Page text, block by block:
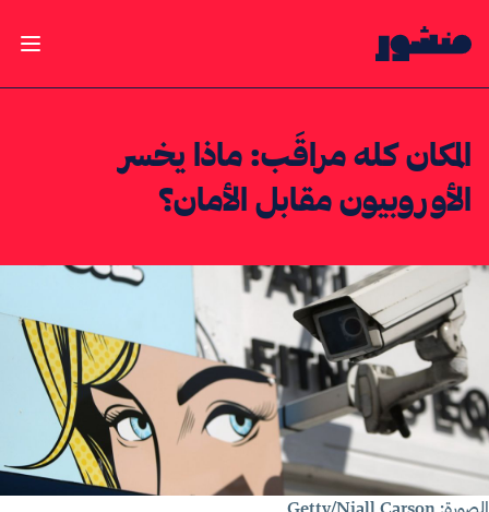
الصفحة الرئيسية
فتح
المكان كله مراقَب: ماذا يخسر
الأوروبيون مقابل الأمان؟